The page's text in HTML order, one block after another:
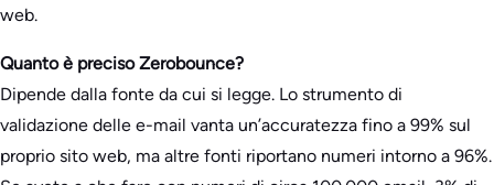
web.
Quanto è preciso Zerobounce?
Dipende dalla fonte da cui si legge. Lo strumento di
validazione delle e-mail vanta un’accuratezza fino a 99% sul
proprio sito web, ma altre fonti riportano numeri intorno a 96%.